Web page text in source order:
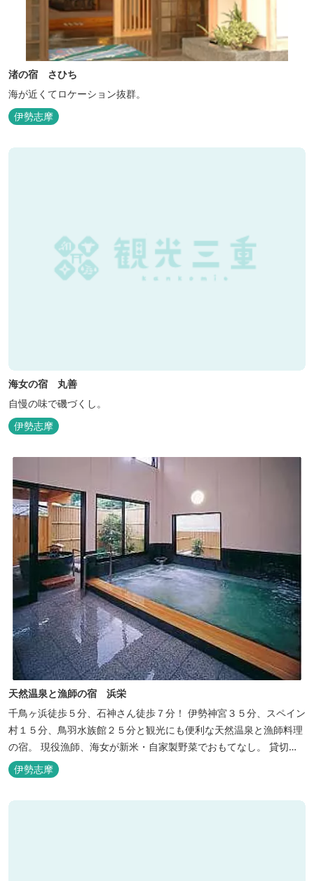
渚の宿 さひち
海が近くてロケーション抜群。
伊勢志摩
海女の宿 丸善
自慢の味で磯づくし。
伊勢志摩
天然温泉と漁師の宿 浜栄
千鳥ヶ浜徒歩５分、石神さん徒歩７分！ 伊勢神宮３５分、スペイン
村１５分、鳥羽水族館２５分と観光にも便利な天然温泉と漁師料理
の宿。 現役漁師、海女が新米・自家製野菜でおもてなし。 貸切露
天風呂は４０分無料。
伊勢志摩